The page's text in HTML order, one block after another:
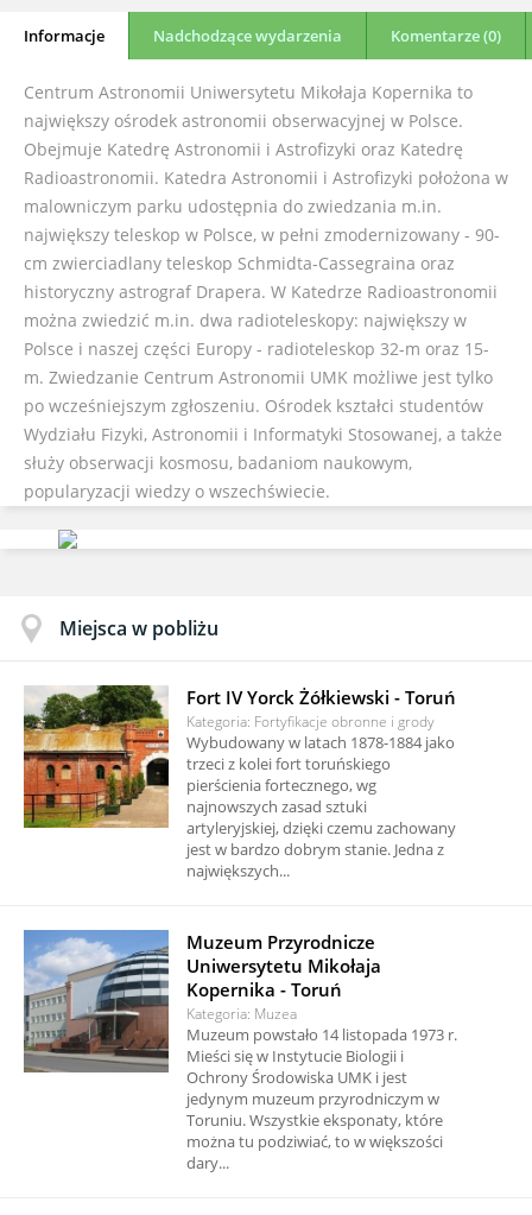
Informacje Nadchodzące wydarzenia Komentarze (0)
Centrum Astronomii Uniwersytetu Mikołaja Kopernika to
największy ośrodek astronomii obserwacyjnej w Polsce.
Obejmuje Katedrę Astronomii i Astrofizyki oraz Katedrę
Radioastronomii. Katedra Astronomii i Astrofizyki położona w
malowniczym parku udostępnia do zwiedzania m.in.
największy teleskop w Polsce, w pełni zmodernizowany - 90-
cm zwierciadlany teleskop Schmidta-Cassegraina oraz
historyczny astrograf Drapera. W Katedrze Radioastronomii
można zwiedzić m.in. dwa radioteleskopy: największy w
Polsce i naszej części Europy - radioteleskop 32-m oraz 15-
m. Zwiedzanie Centrum Astronomii UMK możliwe jest tylko
po wcześniejszym zgłoszeniu. Ośrodek kształci studentów
Wydziału Fizyki, Astronomii i Informatyki Stosowanej, a także
służy obserwacji kosmosu, badaniom naukowym,
popularyzacji wiedzy o wszechświecie.
Miejsca w pobliżu
Fort IV Yorck Żółkiewski - Toruń
Kategoria: Fortyfikacje obronne i grody
Wybudowany w latach 1878-1884 jako
trzeci z kolei fort toruńskiego
pierścienia fortecznego, wg
najnowszych zasad sztuki
artyleryjskiej, dzięki czemu zachowany
jest w bardzo dobrym stanie. Jedna z
największych...
Muzeum Przyrodnicze
Uniwersytetu Mikołaja
Kopernika - Toruń
Kategoria: Muzea
Muzeum powstało 14 listopada 1973 r.
Mieści się w Instytucie Biologii i
Ochrony Środowiska UMK i jest
jedynym muzeum przyrodniczym w
Toruniu. Wszystkie eksponaty, które
można tu podziwiać, to w większości
dary...